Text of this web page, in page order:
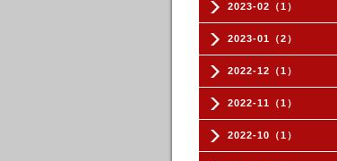
2023-02（1）
2023-01（2）
2022-12（1）
2022-11（1）
2022-10（1）